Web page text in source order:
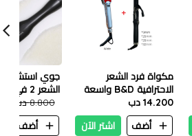
مكواة فرد الشعر
الاحترافية B&D واسعة
750 فهرنهايت + مكواة
تجعيد روزيا
14.200 دب
أضف
اشتر الآن
جوي استشوار
الشعر 2 في 1 - 1200 واط
8.800 دب
أضف